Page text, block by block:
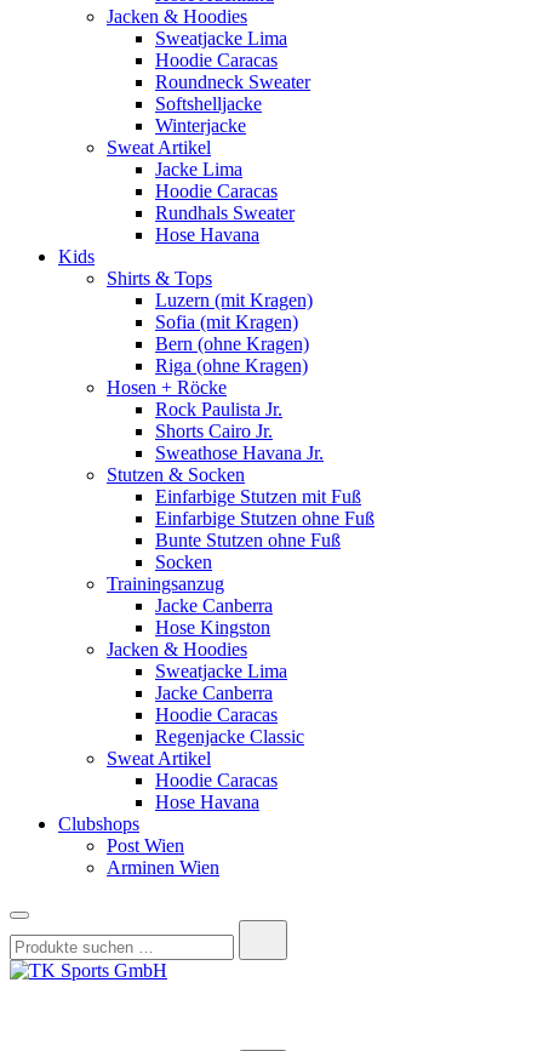
Jacken & Hoodies
Sweatjacke Lima
Hoodie Caracas
Roundneck Sweater
Softshelljacke
Winterjacke
Sweat Artikel
Jacke Lima
Hoodie Caracas
Rundhals Sweater
Hose Havana
Kids
Shirts & Tops
Luzern (mit Kragen)
Sofia (mit Kragen)
Bern (ohne Kragen)
Riga (ohne Kragen)
Hosen + Röcke
Rock Paulista Jr.
Shorts Cairo Jr.
Sweathose Havana Jr.
Stutzen & Socken
Einfarbige Stutzen mit Fuß
Einfarbige Stutzen ohne Fuß
Bunte Stutzen ohne Fuß
Socken
Trainingsanzug
Jacke Canberra
Hose Kingston
Jacken & Hoodies
Sweatjacke Lima
Jacke Canberra
Hoodie Caracas
Regenjacke Classic
Sweat Artikel
Hoodie Caracas
Hose Havana
Clubshops
Post Wien
Arminen Wien
nach: